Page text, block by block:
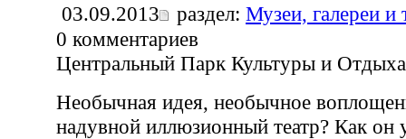
03.09.2013 раздел: Музеи, галереи и
0 комментариев
Центральный Парк Культуры и
Необычная идея, необычное
надувной иллюзионный театр? Как он